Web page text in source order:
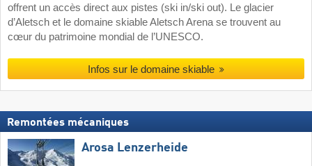
offrent un accès direct aux pistes (ski in/ski out). Le glacier
d’Aletsch et le domaine skiable Aletsch Arena se trouvent au
cœur du patrimoine mondial de l’UNESCO.
Infos sur le domaine skiable
Remontées mécaniques
Arosa Lenzerheide